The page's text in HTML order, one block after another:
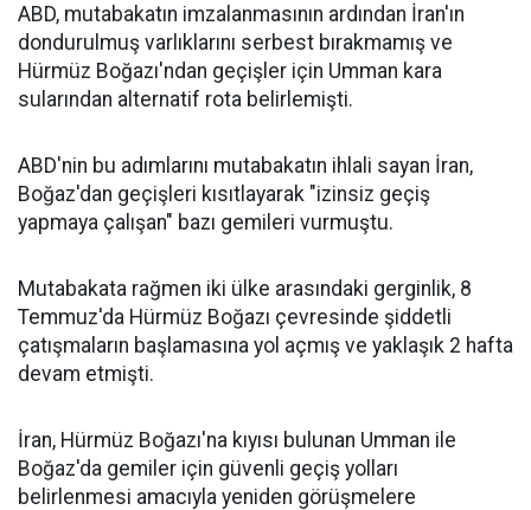
ABD, mutabakatın imzalanmasının ardından İran'ın
dondurulmuş varlıklarını serbest bırakmamış ve
Hürmüz Boğazı'ndan geçişler için Umman kara
sularından alternatif rota belirlemişti.
ABD'nin bu adımlarını mutabakatın ihlali sayan İran,
Boğaz'dan geçişleri kısıtlayarak "izinsiz geçiş
yapmaya çalışan" bazı gemileri vurmuştu.
Mutabakata rağmen iki ülke arasındaki gerginlik, 8
Temmuz'da Hürmüz Boğazı çevresinde şiddetli
çatışmaların başlamasına yol açmış ve yaklaşık 2 hafta
devam etmişti.
İran, Hürmüz Boğazı'na kıyısı bulunan Umman ile
Boğaz'da gemiler için güvenli geçiş yolları
belirlenmesi amacıyla yeniden görüşmelere